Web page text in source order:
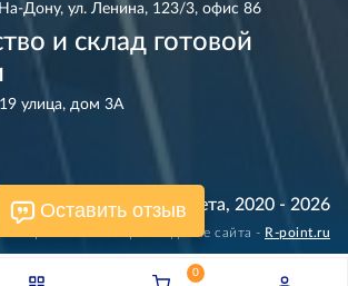
Оставить отзыв
Дону, ул. Ленина, 123/3, офис 86
и склад готовой
улица, дом 3А
© Энергия Света, 2020 - 2026
Разработка и сопровождение сайта - R‑point.ru
0